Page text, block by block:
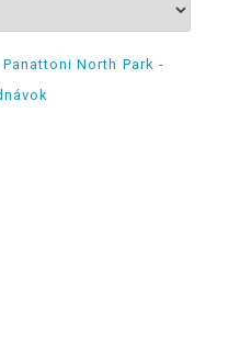
North Park -